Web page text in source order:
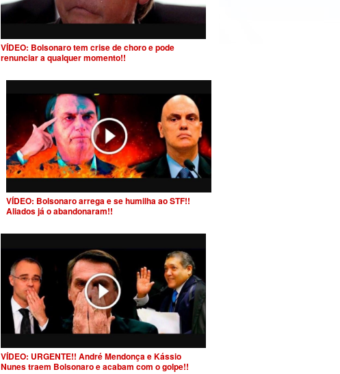
VÍDEO: Bolsonaro tem crise de choro e pode
renunciar a qualquer momento!!
VÍDEO: Bolsonaro arrega e se humilha ao STF!!
Aliados já o abandonaram!!
VÍDEO: URGENTE!! André Mendonça e Kássio
Nunes traem Bolsonaro e acabam com o golpe!!